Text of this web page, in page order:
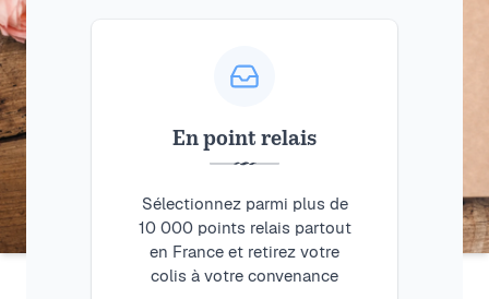
En point relais
Sélectionnez parmi plus de
10 000 points relais partout
en France et retirez votre
colis à votre convenance